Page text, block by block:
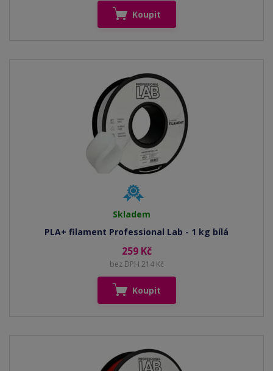
Koupit
Skladem
PLA+ filament Professional Lab - 1 kg bílá
259 Kč
bez DPH 214 Kč
Koupit